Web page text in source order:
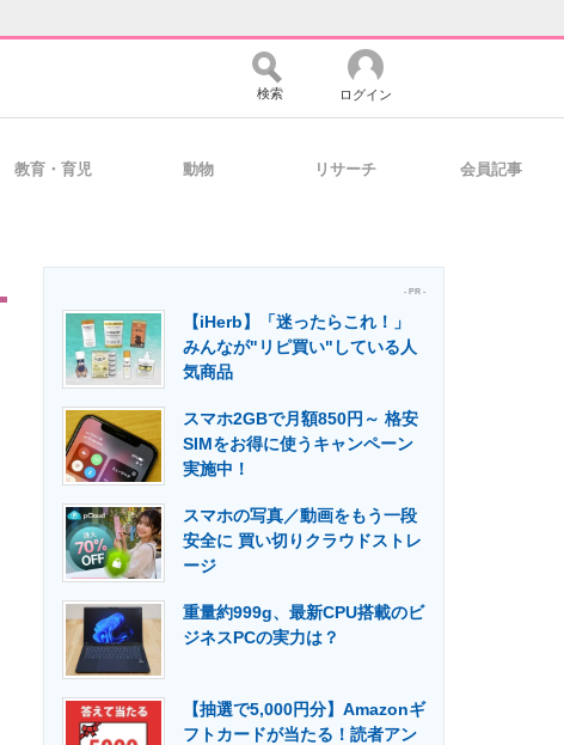
のコミュニティ マーケ×ITの今がよく分かる
入・活用を支援
専門メディア 建設×テクノロジーの最前線
検索 ログイン
教育・育児 動物 リサーチ 会員記事
- PR -
【iHerb】「迷ったらこれ！」
みんなが"リピ買い"している人
気商品
スマホ2GBで月額850円～ 格安
SIMをお得に使うキャンペーン
実施中！
スマホの写真／動画をもう一段
安全に 買い切りクラウドストレ
ージ
重量約999g、最新CPU搭載のビ
ジネスPCの実力は？
【抽選で5,000円分】Amazonギ
フトカードが当たる！読者アン